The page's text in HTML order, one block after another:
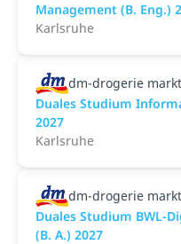
Management (B. Eng.)
Karlsruhe
dm-drogerie markt
Duales Studium
2027
Karlsruhe
dm-drogerie markt
Duales Studium BWL-
(B. A.) 2027